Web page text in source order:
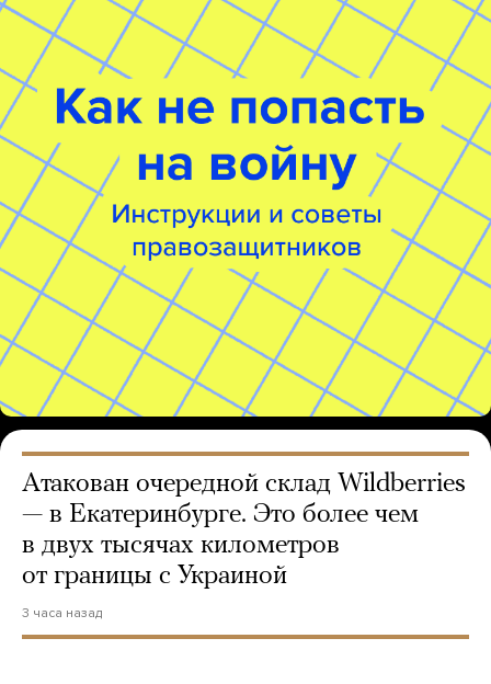
Атакован очередной склад Wildberries
— в Екатеринбурге. Это более чем
в двух тысячах километров
от границы с Украиной
3 часа назад